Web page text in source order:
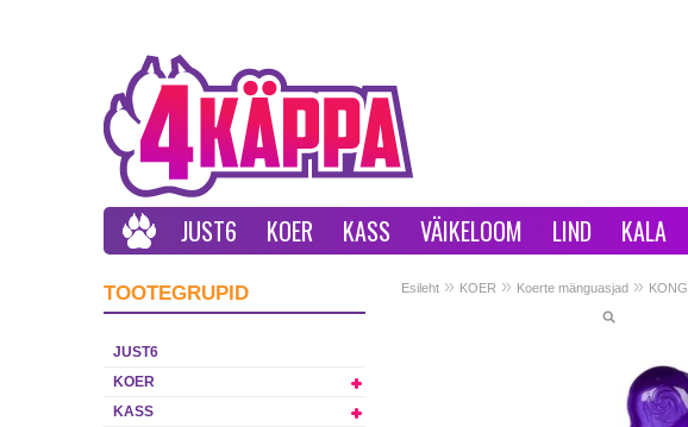
JUST6 KOER KASS VÄIKELOOM LIND KALA
TOOTEGRUPID
JUST6
KOER
KASS
Esileht » KOER » Koerte mänguasjad » KONG